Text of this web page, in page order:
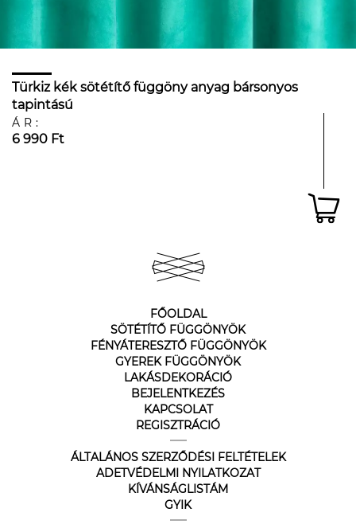
Türkiz kék sötétítő függöny anyag bársonyos
tapintású
ÁR:
6 990 Ft
FŐOLDAL
SÖTÉTÍTŐ FÜGGÖNYÖK
FÉNYÁTERESZTŐ FÜGGÖNYÖK
GYEREK FÜGGÖNYÖK
LAKÁSDEKORÁCIÓ
BEJELENTKEZÉS
KAPCSOLAT
REGISZTRÁCIÓ
ÁLTALÁNOS SZERZŐDÉSI FELTÉTELEK
ADETVÉDELMI NYILATKOZAT
KÍVÁNSÁGLISTÁM
GYIK